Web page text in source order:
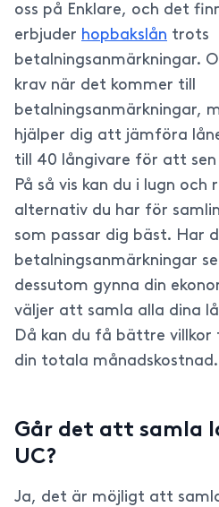
oss på Enklare, och det
erbjuder hopbakslån trots
betalningsanmärkningar.
krav när det kommer till
betalningsanmärkningar,
hjälper dig att jämföra
till 40 långivare för att
På så vis kan du i lugn och
alternativ du har för
som passar dig bäst. Har
betalningsanmärkningar
dessutom gynna din
väljer att samla alla dina
Då kan du få bättre
din totala månadskostnad.
Går det att samla
UC?
Ja, det är möjligt att